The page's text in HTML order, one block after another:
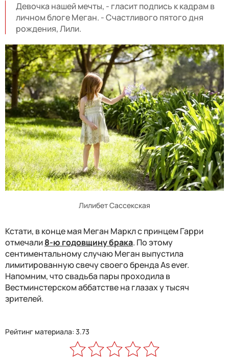
Девочка нашей мечты, - гласит подпись к кадрам в
личном блоге Меган. - Счастливого пятого дня
рождения, Лили.
Лилибет Сассекская
Кстати, в конце мая Меган Маркл с принцем Гарри
отмечали8-ю годовщину брака. По этому
сентиментальному случаю Меган выпустила
лимитированную свечу своего бренда As ever.
Напомним, что свадьба пары проходила в
Вестминстерском аббатстве на глазах у тысяч
зрителей.
Рейтинг материала: 3.73